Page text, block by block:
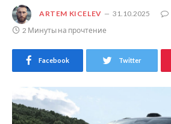
ARTEM KICELEV 31.10.2025
2 Минуты на прочтение
Facebook Twitter